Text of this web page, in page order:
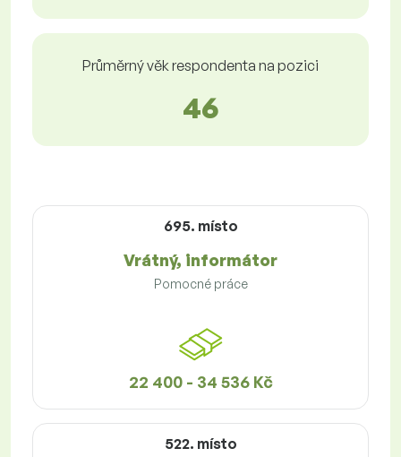
Průměrný věk respondenta na pozici
46
695. místo
Vrátný, informátor
Pomocné práce
22 400 - 34 536 Kč
522. místo